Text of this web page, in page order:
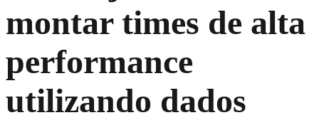
montar times de alta
performance
utilizando dados